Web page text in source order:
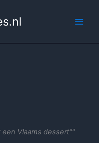
een Vlaams dessert""